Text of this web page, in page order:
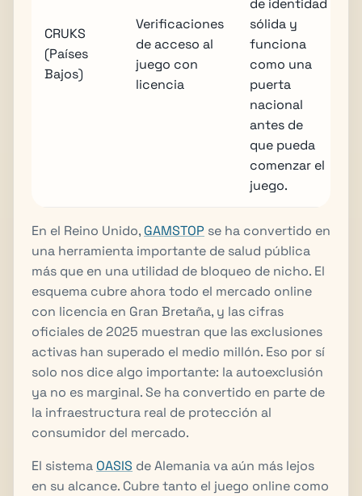
CRUKS
(Países
Bajos)
Verificaciones
de acceso al
juego con
licencia
de identidad
sólida y
funciona
como una
puerta
nacional
antes de
que pueda
comenzar el
juego.
En el Reino Unido, GAMSTOP se ha convertido en
una herramienta importante de salud pública
más que en una utilidad de bloqueo de nicho. El
esquema cubre ahora todo el mercado online
con licencia en Gran Bretaña, y las cifras
oficiales de 2025 muestran que las exclusiones
activas han superado el medio millón. Eso por sí
solo nos dice algo importante: la autoexclusión
ya no es marginal. Se ha convertido en parte de
la infraestructura real de protección al
consumidor del mercado.
El sistema OASIS de Alemania va aún más lejos
en su alcance. Cubre tanto el juego online como